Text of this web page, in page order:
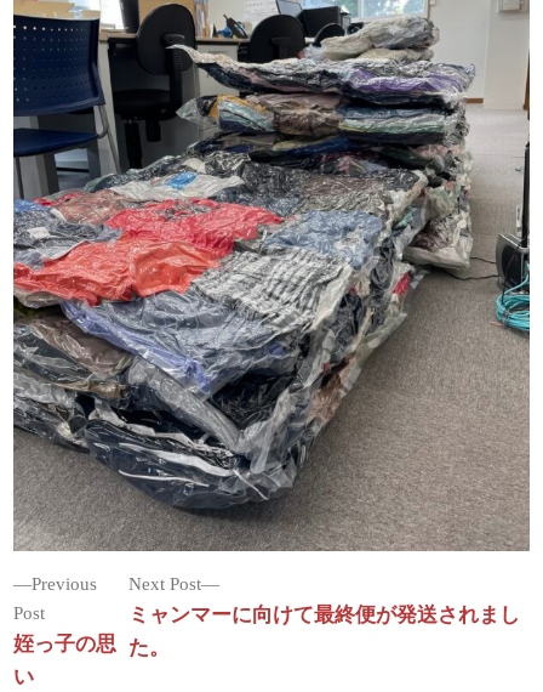
投
稿
ナ
Previous
PostPrevious
post:
姪っ子の思
い
Next Post
Next
post:
ミャンマーに向けて最終便が発送されまし
た。